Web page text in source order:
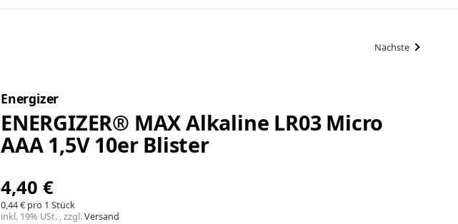
Nächste
Energizer
ENERGIZER® MAX Alkaline LR03 Micro
AAA 1,5V 10er Blister
4,40 €
0,44 € pro 1 Stück
inkl. 19% USt. , zzgl.Versand